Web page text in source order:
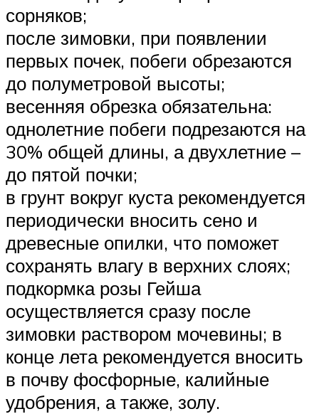
сорняков;
после зимовки, при появлении
первых почек, побеги обрезаются
до полуметровой высоты;
весенняя обрезка обязательна:
однолетние побеги подрезаются на
30% общей длины, а двухлетние –
до пятой почки;
в грунт вокруг куста рекомендуется
периодически вносить сено и
древесные опилки, что поможет
сохранять влагу в верхних слоях;
подкормка розы Гейша
осуществляется сразу после
зимовки раствором мочевины; в
конце лета рекомендуется вносить
в почву фосфорные, калийные
удобрения, а также, золу.